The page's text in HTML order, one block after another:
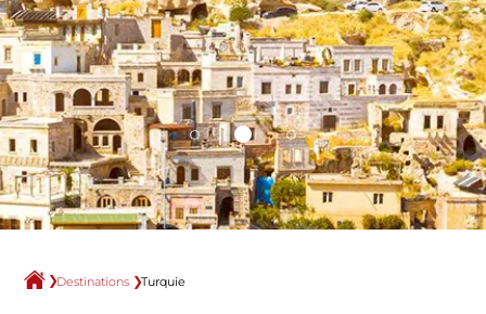
Destinations Turquie